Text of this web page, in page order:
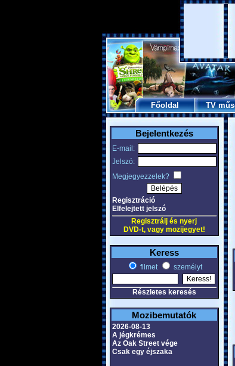
Főoldal TV
Bejelentkezés
E-mail:
Jelszó:
Megjegyezzelek?
Regisztráció
Elfelejtett jelszó
Regisztrálj és nyerj
DVD-t, vagy mozijegyet!
Keress
filmet személyt
Részletes keresés
Mozibemutatók
2026-08-13
A jégkrémes
Az Oak Street vége
Csak egy éjszaka